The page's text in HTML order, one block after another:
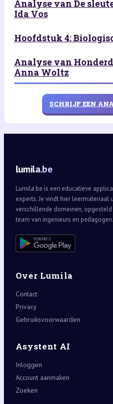
Analyse van De
Ida Vos
Hoofdstuk 4:
Analyse van
Anna Woltz
SCHRIJF EEN
lumila.be
Lumila.be is een educatieve
experts. Je vindt hier leermateriaal
verschillende domeinen,
team van ingenieurs en pedagogen.
Over Lumila
Contact
Privacy
Gebruiksvoorwaarden
Asystent AI
Inloggen
Account aanmaken
Zoeken